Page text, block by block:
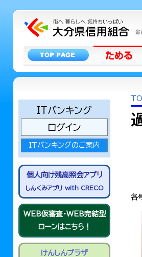
ITバンキング
ログイン
ITバンキングのご案内
個人向け残高照会アプリ
しんくみアプリ with CRECO
WEB仮審査・WEB完結型
ローンはこちら！
けんしんプラザ
各